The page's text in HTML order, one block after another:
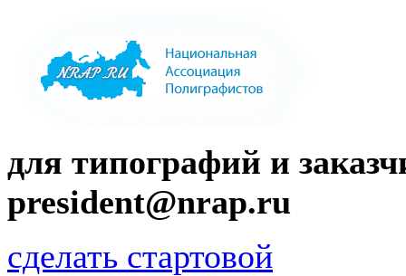
для типографий и
president@nrap.ru
сделать стартовой